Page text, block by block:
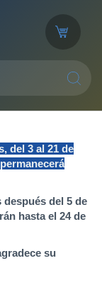
del 3 al 21 de
del 5 de
hasta el 24 de
su